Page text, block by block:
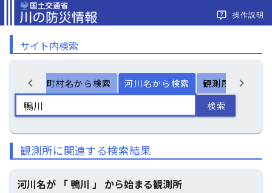
操作説明
サイト内検索
chevron_left 市町村名から検索 河川名から検索 観測所名から検
chevron_right
検索
観測所に関連する検索結果
河川名が 「 鴨川 」 から始まる観測所